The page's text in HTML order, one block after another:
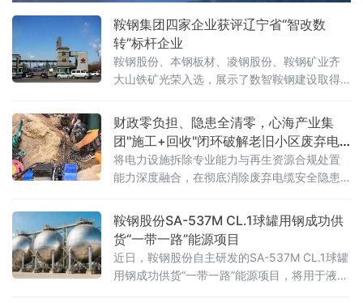
鞍钢集团四家企业获评辽宁省“智改数
转”标杆企业
鞍钢股份、本钢板材、凌钢股份、鞍钢矿业齐
大山铁矿光荣入选，展示了数智鞍钢建设取得
智能化、绿色化发展方向，引导各级企业将人
工智能、大数据、工业互联网等与生产经营深
度融合，全力推进智能化改造、数字化转型，
为新鞍钢加快建设世界一流企业注入数智动
能。鞍钢股份积
财政零负担、隐患全清零，心海产业集
团"施工+回收"闭环破解老旧小区废弃电
缆消隐难题
将电力设施拆除专业能力与再生资源合规处置
能力深度融合，在彻底消除废弃电缆安全隐患
用，真正做到"新线入、旧线清、资源归"。
鞍钢股份SA-537M CL.1球罐用钢成功供
货“一带一路”能源项目
近日，鞍钢股份自主研发的SA-537M CL.1球罐
用钢成功供货“一带一路”能源项目，将用于液化